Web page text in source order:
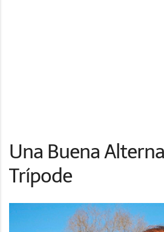
Una Buena
Trípode